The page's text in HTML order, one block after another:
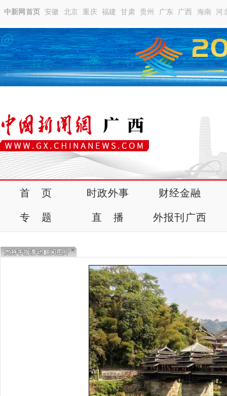
中新网首页 安徽 北京 重庆 福建 甘肃 贵州 广东 广西 海南 河
首 页 时政外事 财经金融
专 题 直 播 外报刊广西